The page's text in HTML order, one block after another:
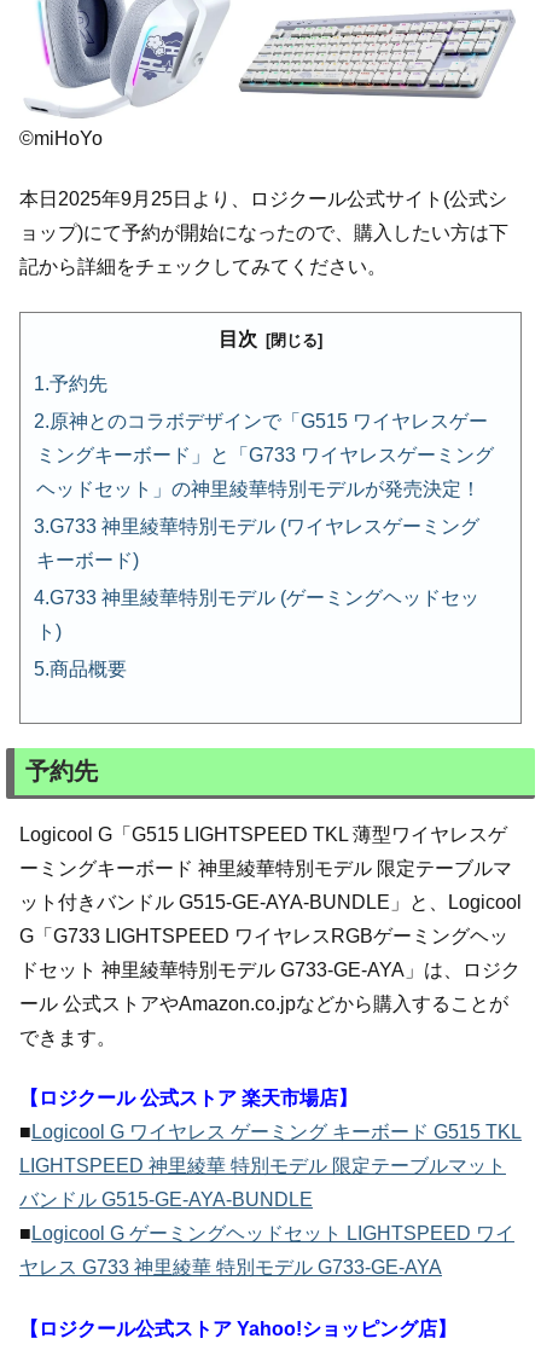
©miHoYo
本日2025年9月25日より、ロジクール公式サイト(公式シ
ョップ)にて予約が開始になったので、購入したい方は下
記から詳細をチェックしてみてください。
目次
予約先
原神とのコラボデザインで「G515 ワイヤレスゲー
ミングキーボード」と「G733 ワイヤレスゲーミング
ヘッドセット」の神里綾華特別モデルが発売決定！
G733 神里綾華特別モデル (ワイヤレスゲーミング
キーボード)
G733 神里綾華特別モデル (ゲーミングヘッドセッ
ト)
商品概要
予約先
Logicool G「G515 LIGHTSPEED TKL 薄型ワイヤレスゲ
ーミングキーボード 神⾥綾華特別モデル 限定テーブルマ
ット付きバンドル G515-GE-AYA-BUNDLE」と、Logicool
G「G733 LIGHTSPEED ワイヤレスRGBゲーミングヘッ
ドセット 神⾥綾華特別モデル G733-GE-AYA」は、ロジク
ール 公式ストアやAmazon.co.jpなどから購入することが
できます。
【ロジクール 公式ストア 楽天市場店】
■ Logicool G ワイヤレス ゲーミング キーボード G515 TKL
LIGHTSPEED 神里綾華 特別モデル 限定テーブルマット
バンドル G515-GE-AYA-BUNDLE
■ Logicool G ゲーミングヘッドセット LIGHTSPEED ワイ
ヤレス G733 神里綾華 特別モデル G733-GE-AYA
【ロジクール公式ストア Yahoo!ショッピング店】